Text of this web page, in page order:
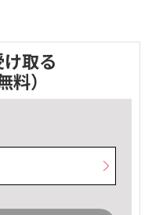
取る
料）